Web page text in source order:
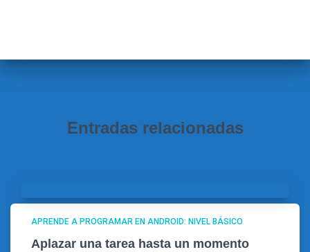
:
Entradas relacionadas
APRENDE A PROGRAMAR EN ANDROID: NIVEL BÁSICO
Aplazar una tarea hasta un momento